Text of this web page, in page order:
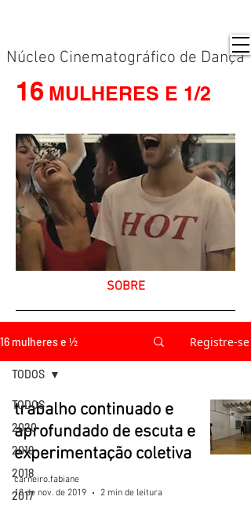
Núcleo Cinematográfico de Dança
16 MULHERES E 1/2
SOBRE
16 mulheres e ½ Registre-se
TODOS
2020
2019
2018
2017
TODOS
trabalho continuado e
aprofundado de escuta e
experimentação coletiva
carneiro.fabiane
18 de nov. de 2019
2 min de leitura